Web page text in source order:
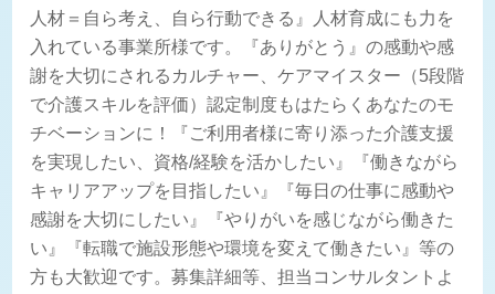
人材＝自ら考え、自ら行動できる』人材育成にも力を
入れている事業所様です。『ありがとう』の感動や感
謝を大切にされるカルチャー、ケアマイスター（5段階
で介護スキルを評価）認定制度もはたらくあなたのモ
チベーションに！『ご利用者様に寄り添った介護支援
を実現したい、資格/経験を活かしたい』『働きながら
キャリアアップを目指したい』『毎日の仕事に感動や
感謝を大切にしたい』『やりがいを感じながら働きた
い』『転職で施設形態や環境を変えて働きたい』等の
方も大歓迎です。募集詳細等、担当コンサルタントよ